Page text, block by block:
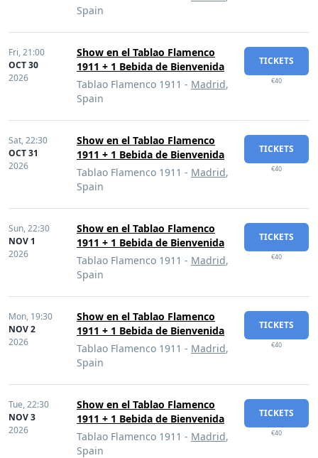
Spain
Fri,21:00
OCT 30
2026
Show en el Tablao Flamenco
1911 + 1 Bebida de Bienvenida
Tablao Flamenco 1911 - Madrid,
Spain
TICKETS
€40
Sat,22:30
OCT 31
2026
Show en el Tablao Flamenco
1911 + 1 Bebida de Bienvenida
Tablao Flamenco 1911 - Madrid,
Spain
TICKETS
€40
Sun,22:30
NOV 1
2026
Show en el Tablao Flamenco
1911 + 1 Bebida de Bienvenida
Tablao Flamenco 1911 - Madrid,
Spain
TICKETS
€40
Mon, 19:30
NOV 2
2026
Show en el Tablao Flamenco
1911 + 1 Bebida de Bienvenida
Tablao Flamenco 1911 - Madrid,
Spain
TICKETS
€40
Tue,22:30
NOV 3
2026
Show en el Tablao Flamenco
1911 + 1 Bebida de Bienvenida
Tablao Flamenco 1911 - Madrid,
Spain
TICKETS
€40